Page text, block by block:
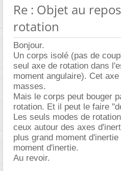
Re : Objet au
rotation
Bonjour.
Un corps isolé (pas de
seul axe de rotation dans
moment angulaire). Cet
masses.
Mais le corps peut bouger
rotation. Et il peut le faire
Les seuls modes de
ceux autour des axes
plus grand moment
moment d'inertie.
Au revoir.